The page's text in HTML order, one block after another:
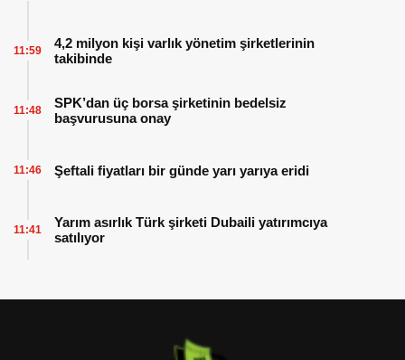
4,2 milyon kişi varlık yönetim şirketlerinin
takibinde
11:59
SPK’dan üç borsa şirketinin bedelsiz
başvurusuna onay
11:48
Şeftali fiyatları bir günde yarı yarıya eridi
11:46
Yarım asırlık Türk şirketi Dubaili yatırımcıya
satılıyor
11:41